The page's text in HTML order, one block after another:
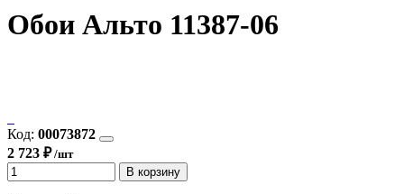
Обои Альто 11387-06
Код: 00073872
2 723 ₽/шт
В корзину